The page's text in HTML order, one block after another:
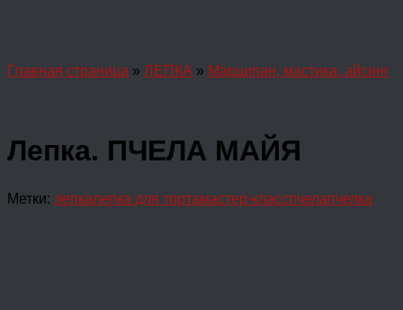
Главная страница » ЛЕПКА » Марципан, мастика, айсинг
Лепка. ПЧЕЛА МАЙЯ
Метки: лепкалепка для тортамастер-класспчелапчелка